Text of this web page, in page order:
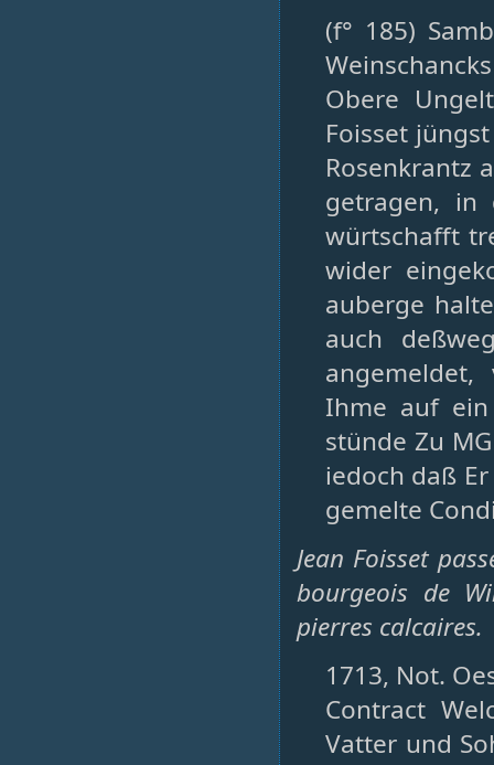
(f° 185)
Weinschancks
Obere
Foisset
Rosenkrantz
getragen, in
würtschafft
wider
auberge
auch
Ihme auf
stünde Zu
iedoch daß
gemelte
Jean Foisset
bourgeois de
pierres calcaires.
1713, Not.
Contract
Vatter und